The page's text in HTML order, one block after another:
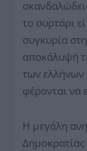
το συρτάρι
συγκυρία
αποκάλυψή
των
φέρονται να
Η μεγάλη
Δημοκρατίας